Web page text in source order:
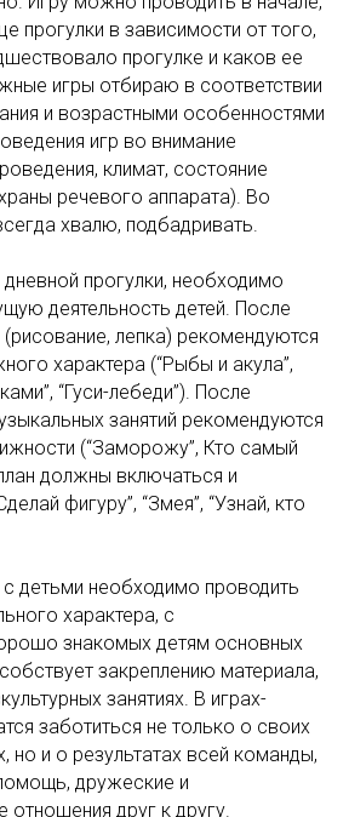
прогулки в зависимости от того,
прогулке и каков ее
игры отбираю в соответствии
и возрастными особенностями
игр во внимание
климат, состояние
речевого аппарата). Во
хвалю, подбадривать.
прогулки, необходимо
деятельность детей. После
(рисование, лепка) рекомендуются
характера (“Рыбы и акула”,
“Гуси-лебеди”). После
занятий рекомендуются
(“Заморожу”, Кто самый
должны включаться и
фигуру”, “Змея”, “Узнай, кто
детьми необходимо проводить
характера, с
знакомых детям основных
закреплению материала,
занятиях. В играх-
заботиться не только о своих
но и о результатах всей команды,
дружеские и
друг к другу.